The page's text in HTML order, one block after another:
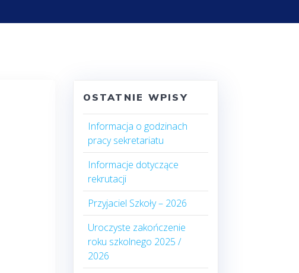
OSTATNIE WPISY
Informacja o godzinach
pracy sekretariatu
Informacje dotyczące
rekrutacji
Przyjaciel Szkoły – 2026
Uroczyste zakończenie
roku szkolnego 2025 /
2026